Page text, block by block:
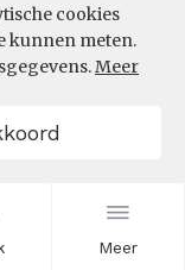
Meer
cookies
kunnen meten.
Meer
Filters